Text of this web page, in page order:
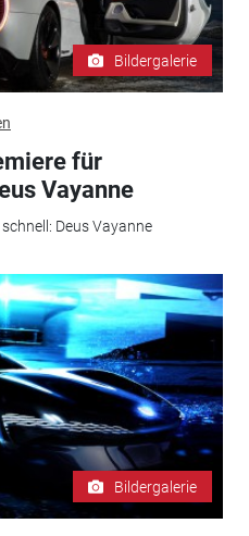
Bildergalerie
für
Vayanne
Deus Vayanne
Bildergalerie